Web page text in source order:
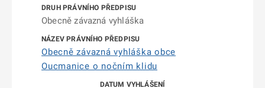
Obecně závazná vyhláška
Obecně závazná vyhláška obce
Oucmanice o nočním klidu